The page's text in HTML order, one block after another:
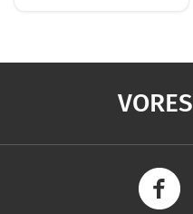
VORES